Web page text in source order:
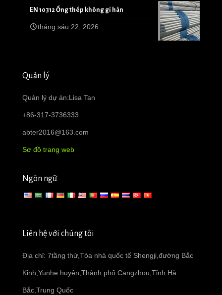
EN 10312 Ống thép không gỉ hàn
tháng sáu 22, 2026
Quản lý
Quản lý dự án:Lisa Tan
+86-317-3736333
abter2016@163.com
Sơ đồ trang web
Ngôn ngữ
Liên hệ với chúng tôi
Địa chỉ: 7tầng thứ,Tòa nhà quốc tế Shengji,đường Bắc
Kinh,Yunhe huyện,Thành phố Cangzhou,Tỉnh Hà
Bắc,Trung Quốc